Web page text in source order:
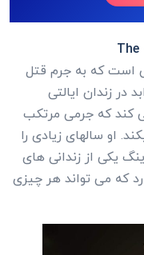
است که به جرم قتل
زندان ایالتی
کند که جرمی مرتکب
او سالهای زیادی را
یکی از زندانی های
که می تواند هر چیزی